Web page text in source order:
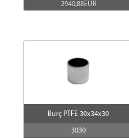
2940,88EUR
Burç PTFE 30x34x30
3030